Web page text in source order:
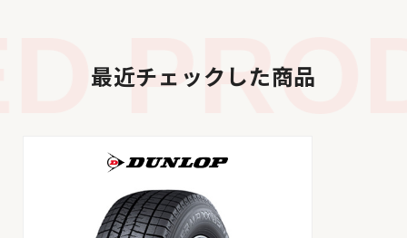
最近チェックした商品